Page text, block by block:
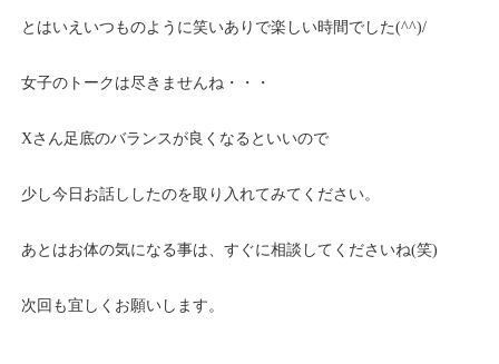
とはいえいつものように笑いありで楽しい時間でした(^^)/
女子のトークは尽きませんね・・・
Xさん足底のバランスが良くなるといいので
少し今日お話ししたのを取り入れてみてください。
あとはお体の気になる事は、すぐに相談してくださいね(笑)
次回も宜しくお願いします。